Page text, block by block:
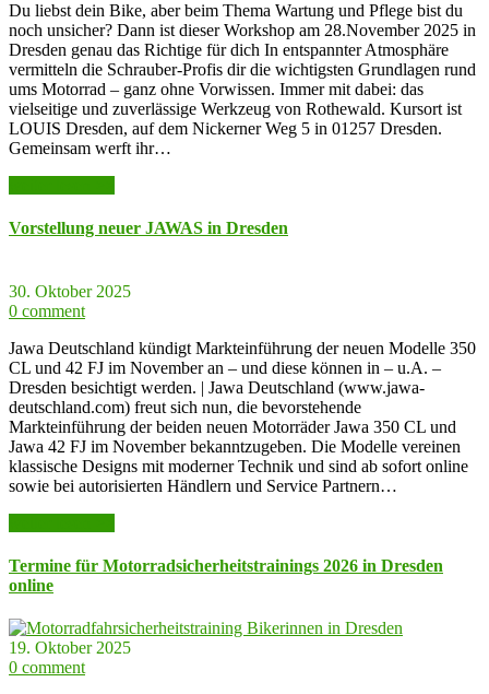
Du liebst dein Bike, aber beim Thema Wartung und Pflege bist du
noch unsicher? Dann ist dieser Workshop am 28.November 2025 in
Dresden genau das Richtige für dich In entspannter Atmosphäre
vermitteln die Schrauber-Profis dir die wichtigsten Grundlagen rund
ums Motorrad – ganz ohne Vorwissen. Immer mit dabei: das
vielseitige und zuverlässige Werkzeug von Rothewald. Kursort ist
LOUIS Dresden, auf dem Nickerner Weg 5 in 01257 Dresden.
Gemeinsam werft ihr…
Vorstellung neuer JAWAS in Dresden
30. Oktober 2025
0 comment
Jawa Deutschland kündigt Markteinführung der neuen Modelle 350
CL und 42 FJ im November an – und diese können in – u.A. –
Dresden besichtigt werden. | Jawa Deutschland (www.jawa-
deutschland.com) freut sich nun, die bevorstehende
Markteinführung der beiden neuen Motorräder Jawa 350 CL und
Jawa 42 FJ im November bekanntzugeben. Die Modelle vereinen
klassische Designs mit moderner Technik und sind ab sofort online
sowie bei autorisierten Händlern und Service Partnern…
Termine für Motorradsicherheitstrainings 2026 in Dresden
online
19. Oktober 2025
0 comment